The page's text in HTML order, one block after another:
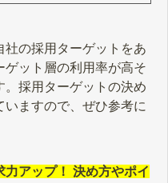
の採用ターゲットをあ
ゲット層の利用率が高そ
。採用ターゲットの決め
ますので、ぜひ参考に
アップ！ 決め方やポイ